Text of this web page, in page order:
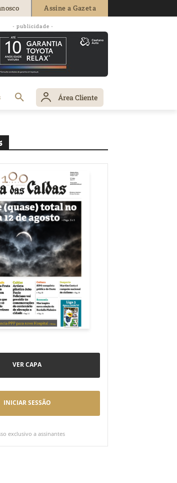
Assine a Gazeta
- publicidade -
Área Cliente
VER CAPA
INICIAR SESSÃO
exclusivo a assinantes